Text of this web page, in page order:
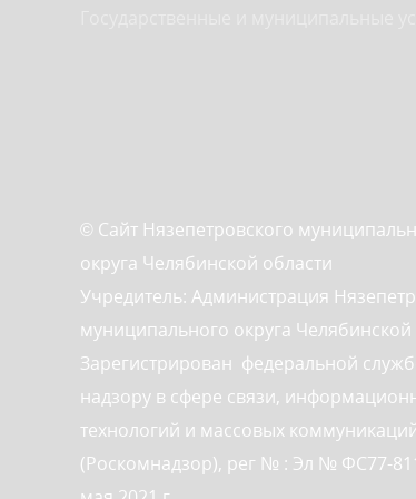
© Сайт Нязепетровского
округа Челябинской области
Учредитель: Администрация
муниципального округа Челябинской
Зарегистрирован федеральной
надзору в сфере связи,
технологий и массовых
(Роскомнадзор), рег № : Эл № ФС77-